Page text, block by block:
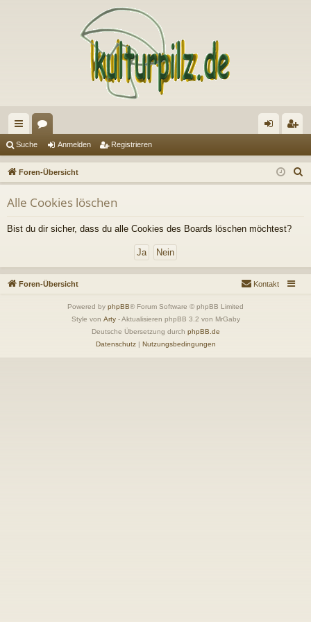
ch
ne
llz
ug
riff
en m
el
n
ist
rie
Suche Anmelden Registrieren
Foren-Übersicht
u
Alle Cookies löschen
Bist du dir sicher, dass du alle Cookies des Boards löschen möchtest?
Foren-Übersicht Kontakt
Powered by phpBB® Forum Software © phpBB Limited
Style von Arty- Aktualisieren phpBB 3.2 von MrGaby
Deutsche Übersetzung durch phpBB.de
Datenschutz| Nutzungsbedingungen